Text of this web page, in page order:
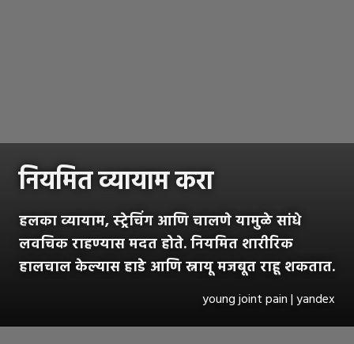
नियमित व्यायाम करा
हलका व्यायाम, स्ट्रेचिंग आणि चालणे यामुळे सांधे
लवचिक राहण्यास मदत होते. नियमित शारीरिक
हालचाल केल्यास हाडे आणि स्नायू मजबूत राहू शकतात.
young joint pain | yandex